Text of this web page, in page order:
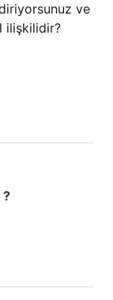
ve
ilişkilidir?
?